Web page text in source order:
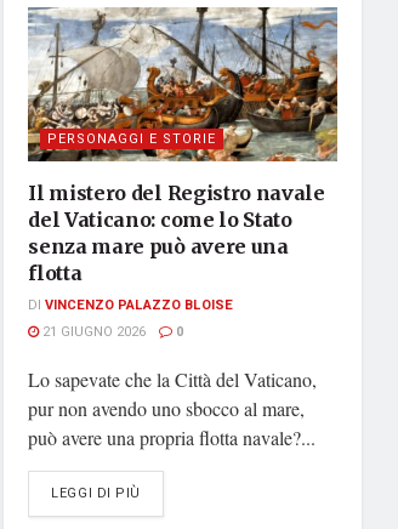
PERSONAGGI E STORIE
Il mistero del Registro navale
del Vaticano: come lo Stato
senza mare può avere una
flotta
DI VINCENZO PALAZZO BLOISE
21 GIUGNO 2026
0
Lo sapevate che la Città del Vaticano,
pur non avendo uno sbocco al mare,
può avere una propria flotta navale?...
LEGGI DI PIÙ